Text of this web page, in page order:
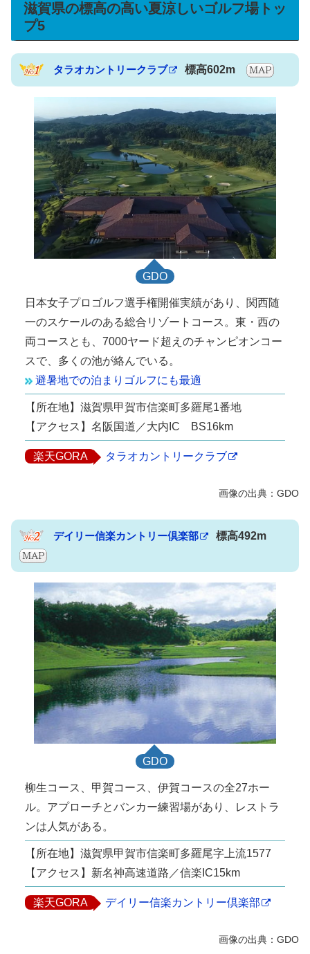
滋賀県の標高の高い夏涼しいゴルフ場トッ
プ5
タラオカントリークラブ 標高602m
GDO
日本女子プロゴルフ選手権開催実績があり、関西随
一のスケールのある総合リゾートコース。東・西の
両コースとも、7000ヤード超えのチャンピオンコー
スで、多くの池が絡んでいる。
避暑地での泊まりゴルフにも最適
【所在地】滋賀県甲賀市信楽町多羅尾1番地
【アクセス】名阪国道／大内IC BS16km
楽天GORA タラオカントリークラブ
デイリー信楽カントリー倶楽部 標高492m
GDO
柳生コース、甲賀コース、伊賀コースの全27ホー
ル。アプローチとバンカー練習場があり、レストラ
ンは人気がある。
【所在地】滋賀県甲賀市信楽町多羅尾字上流1577
【アクセス】新名神高速道路／信楽IC15km
楽天GORA デイリー信楽カントリー倶楽部